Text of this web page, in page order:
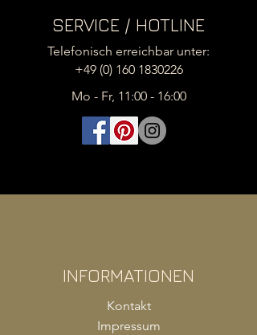
SERVICE / HOTLINE
Telefonisch erreichbar unter:
+49 (0) 160 1830226
Mo - Fr, 11:00 - 16:00
INFORMATIONEN
Kontakt
Impressum